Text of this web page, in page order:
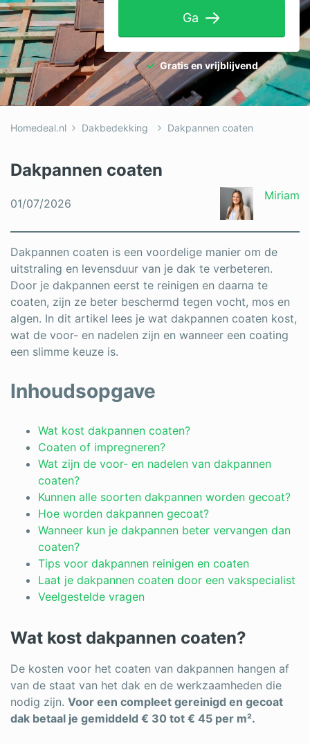
Ventilatie
Warmtepomp
Wellness
Zonnepanelen
Overige projecten
Ga
Gratis en vrijblijvend
Homedeal.nl Dakbedekking Dakpannen coaten
Dakpannen coaten
01/07/2026
Miriam
Dakpannen coaten is een voordelige manier om de
uitstraling en levensduur van je dak te verbeteren.
Door je dakpannen eerst te reinigen en daarna te
coaten, zijn ze beter beschermd tegen vocht, mos en
algen. In dit artikel lees je wat dakpannen coaten kost,
wat de voor- en nadelen zijn en wanneer een coating
een slimme keuze is.
Inhoudsopgave
Wat kost dakpannen coaten?
Coaten of impregneren?
Wat zijn de voor- en nadelen van dakpannen
coaten?
Kunnen alle soorten dakpannen worden gecoat?
Hoe worden dakpannen gecoat?
Wanneer kun je dakpannen beter vervangen dan
coaten?
Tips voor dakpannen reinigen en coaten
Laat je dakpannen coaten door een vakspecialist
Veelgestelde vragen
Wat kost dakpannen coaten?
De kosten voor het coaten van dakpannen hangen af
van de staat van het dak en de werkzaamheden die
nodig zijn. Voor een compleet gereinigd en gecoat
dak betaal je gemiddeld € 30 tot € 45 per m².